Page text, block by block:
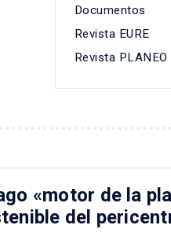
Documentos
Revista EURE
Revista PLANEO
«motor de la
del